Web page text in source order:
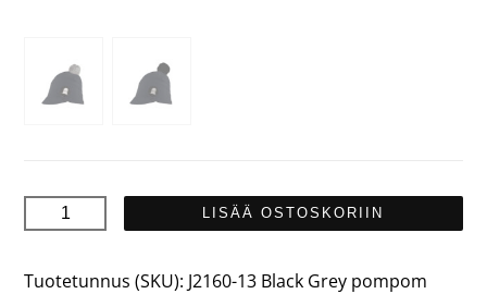
SADE
määrä
LISÄÄ OSTOSKORIIN
Tuotetunnus (SKU): J2160-13 Black Grey pompom